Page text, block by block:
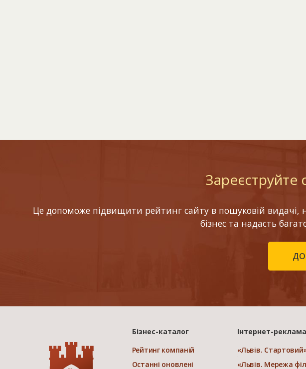
Це допоможе підвищити рейтинг сайту в пошуковій видачі,
бізнес та надасть
Бізнес-каталог
Рейтинг компаній
Останні оновлені
Інтернет-реклама
«Львів.
«Львів. Мережа